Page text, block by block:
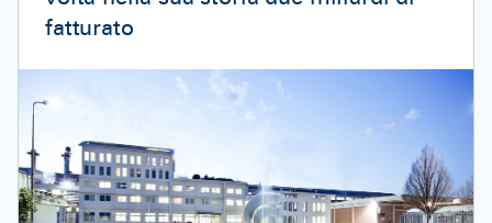
fatturato